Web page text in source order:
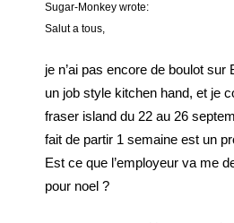
Sugar-Monkey wrote:
Salut a tous,
je n’ai pas encore de boulot
un job style kitchen hand, et je
fraser island du 22 au 26
fait de partir 1 semaine est un
Est ce que l’employeur va me
pour noel ?